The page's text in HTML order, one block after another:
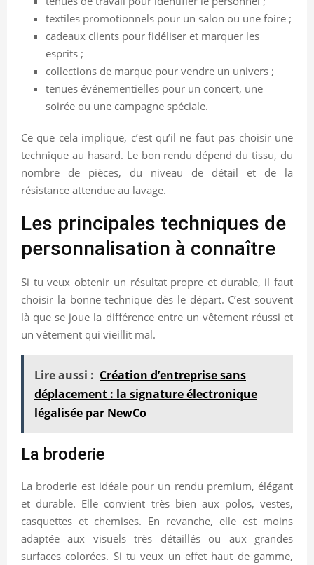
textiles promotionnels pour un salon ou une foire ;
cadeaux clients pour fidéliser et marquer les
esprits ;
collections de marque pour vendre un univers ;
tenues événementielles pour un concert, une
soirée ou une campagne spéciale.
Ce que cela implique, c’est qu’il ne faut pas choisir une
technique au hasard. Le bon rendu dépend du tissu, du
nombre de pièces, du niveau de détail et de la
résistance attendue au lavage.
Les principales techniques de
personnalisation à connaître
Si tu veux obtenir un résultat propre et durable, il faut
choisir la bonne technique dès le départ. C’est souvent
là que se joue la différence entre un vêtement réussi et
un vêtement qui vieillit mal.
Lire aussi : Création d’entreprise sans
déplacement : la signature électronique
légalisée par NewCo
La broderie
La broderie est idéale pour un rendu premium, élégant
et durable. Elle convient très bien aux polos, vestes,
casquettes et chemises. En revanche, elle est moins
adaptée aux visuels très détaillés ou aux grandes
surfaces colorées. Si tu veux un effet haut de gamme,